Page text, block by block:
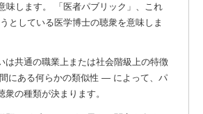
味します。 「医者パブリック」、これ
としている医学博士の聴衆を意味しま
は共通の職業上または社会階級上の特徴
にある何らかの類似性 ― によって、パ
衆の種類が決まります。